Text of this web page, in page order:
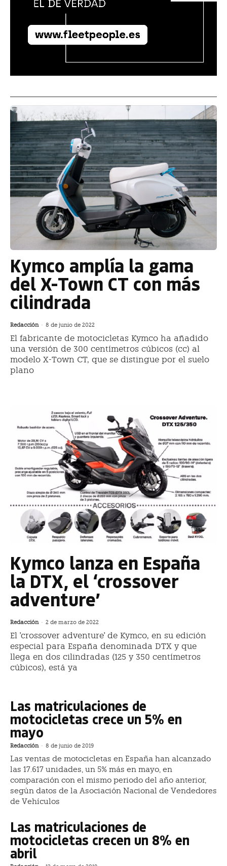
Kymco amplía la gama
del X-Town CT con más
cilindrada
Redacción - 8 de junio de 2022
El fabricante de motocicletas Kymco ha añadido
una versión de 300 centímetros cúbicos (cc) al
modelo X-Town CT, que se distingue por el suelo
plano
Kymco lanza en España
la DTX, el ‘crossover
adventure’
Redacción - 2 de marzo de 2022
El 'crossover adventure' de Kymco, en su edición
especial para España denominada DTX y que
llega en dos cilindradas (125 y 350 centímetros
cúbicos), está ya
Las matriculaciones de
motocicletas crece un 5% en
mayo
Redacción - 8 de junio de 2019
Las ventas de motocicletas en España han alcanzado
las 17.617 unidades, un 5% más en mayo, en
comparación con el mismo periodo del año anterior,
según datos de la Asociación Nacional de Vendedores
de Vehículos
Las matriculaciones de
motocicletas crecen un 8% en
abril